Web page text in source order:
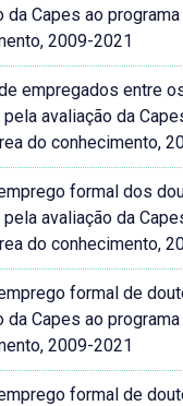
da Capes ao
2009-2021
empregados entre
avaliação da
do conhecimento,
formal dos
avaliação da
do conhecimento,
formal de
da Capes ao
2009-2021
formal de